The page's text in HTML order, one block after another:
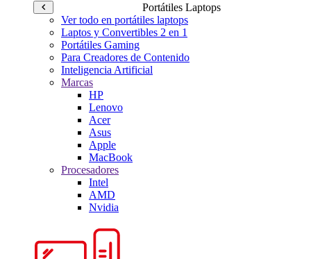
Portátiles Laptops
Ver todo en portátiles laptops
Laptos y Convertibles 2 en 1
Portátiles Gaming
Para Creadores de Contenido
Inteligencia Artificial
Marcas
HP
Lenovo
Acer
Asus
Apple
MacBook
Procesadores
Intel
AMD
Nvidia